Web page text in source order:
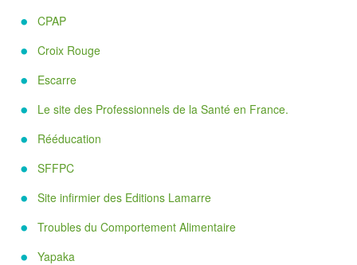
CPAP
Croix Rouge
Escarre
Le site des Professionnels de la Santé en France.
Rééducation
SFFPC
Site infirmier des Editions Lamarre
Troubles du Comportement Alimentaire
Yapaka